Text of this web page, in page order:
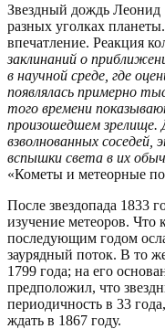
Звездный дождь Леонид
разных уголках
впечатление. Реакция
заклинаний о
в научной среде, где
появлялась примерно
того времени
произошедшем зрелище.
взволнованных соседей,
вспышки света в их
«Кометы и метеорные
После звездопада 1833
изучение метеоров. Что
последующим годом
заурядный поток. В то
1799 года; на его
предположил, что
периодичность в 33
ждать в 1867 году.